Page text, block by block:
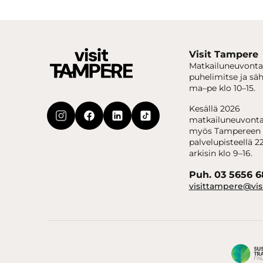
Visit Tampere
puhelimitse ja
ma–pe klo 10–15.
Kesällä 2026
myös
palvelupisteellä
arkisin klo 9–16.
Puh. 03 5656